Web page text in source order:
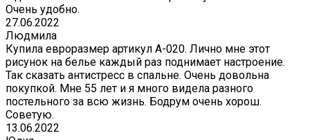
Очень удобно.
27.06.2022
Людмила
Купила евроразмер артикул А-020. Лично мне этот
рисунок на белье каждый раз поднимает настроение.
Так сказать антистресс в спальне. Очень довольна
покупкой. Мне 55 лет и я много видела разного
постельного за всю жизнь. Бодрум очень хорош.
Советую.
13.06.2022